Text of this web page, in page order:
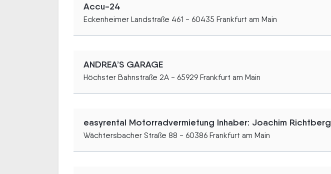
Accu-24
Eckenheimer Landstraße 461 - 60435 Frankfurt am Main
ANDREA’S GARAGE
Höchster Bahnstraße 2A - 65929 Frankfurt am Main
easyrental Motorradvermietung Inhaber: Joachim Richtberg
Wächtersbacher Straße 88 - 60386 Frankfurt am Main